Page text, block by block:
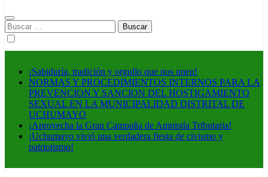
Buscar:
¡Sabiduría, tradición y orgullo que nos unen!
NORMAS Y PROCEDIMIENTOS INTERNOS PARA LA
PREVENCION Y SANCION DEL HOSTIGAMIENTO
SEXUAL EN LA MUNICIPALIDAD DISTRITAL DE
UCHUMAYO
¡Aprovecha la Gran Campaña de Amnistía Tributaria!
¡Uchumayo vivió una verdadera fiesta de civismo y
patriotismo!